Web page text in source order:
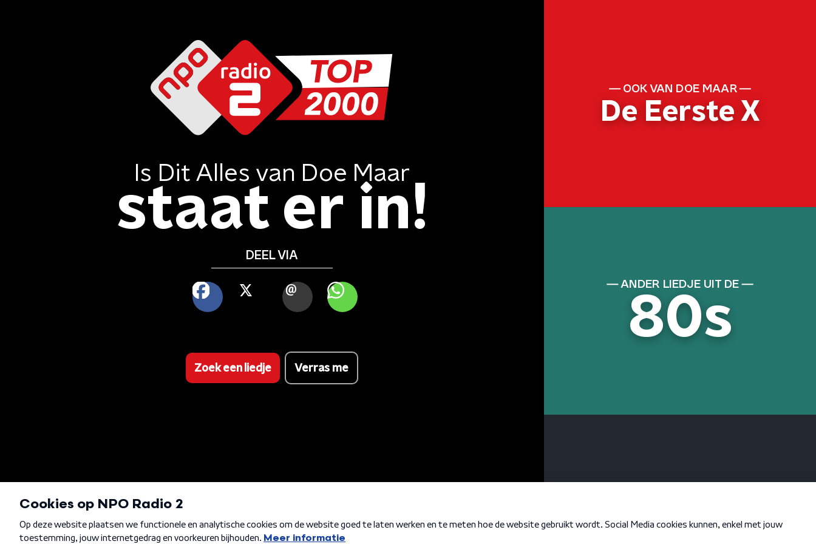
Is Dit Alles van Doe Maar
staat er in!
DEEL VIA
FACEBOOK
X MAILWHATSAPP
Zoek een liedje Verras me
OOK VAN DOE MAAR
De Eerste X
ANDER LIEDJE UIT DE
80s
The Other Side